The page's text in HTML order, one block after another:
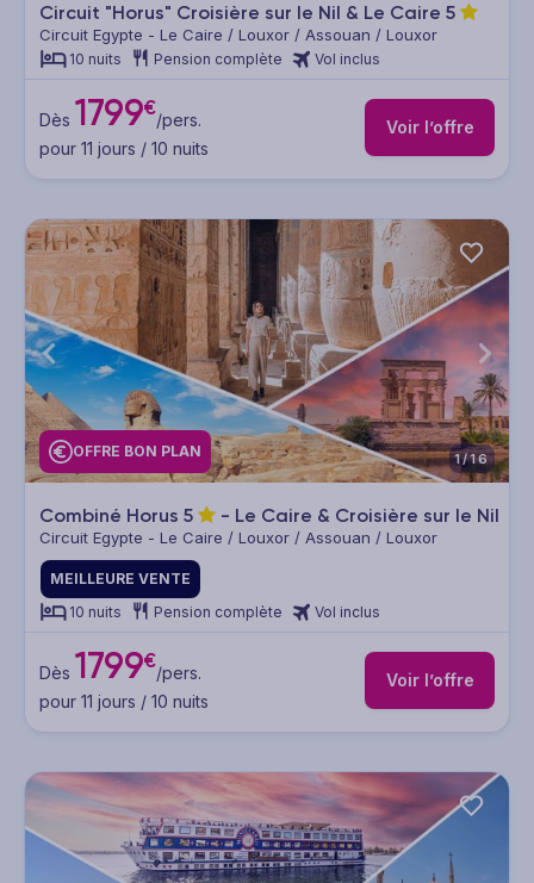
Circuit "Horus" Croisière sur le Nil & Le Caire 5
Circuit Egypte - Le Caire / Louxor / Assouan / Louxor
10 nuits Pension complète Vol inclus
Dès 1799€/pers.
pour 11 jours / 10 nuits
Voir l’offre
OFFRE BON PLAN 1/16
Combiné Horus 5 - Le Caire & Croisière sur le Nil
Circuit Egypte - Le Caire / Louxor / Assouan / Louxor
MEILLEURE VENTE
10 nuits
Pension complète Vol inclus
Dès 1799€/pers.
pour 11 jours / 10 nuits
Voir l’offre